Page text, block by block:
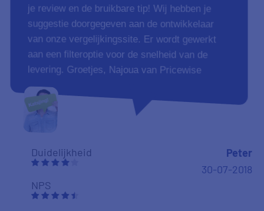
je review en de bruikbare tip! Wij hebben je
suggestie doorgegeven aan de ontwikkelaar
van onze vergelijkingssite. Er wordt gewerkt
aan een filteroptie voor de snelheid van de
levering. Groetjes, Najoua van Pricewise
Duidelijkheid
NPS
Peter
30-07-2018